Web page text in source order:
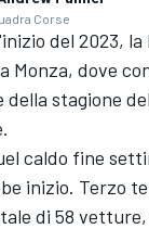
Corse
del 2023,
Monza, dove
della stagione
caldo fine
inizio. Terzo
di 58